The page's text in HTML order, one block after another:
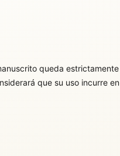
queda estrictamente
que su uso incurre en